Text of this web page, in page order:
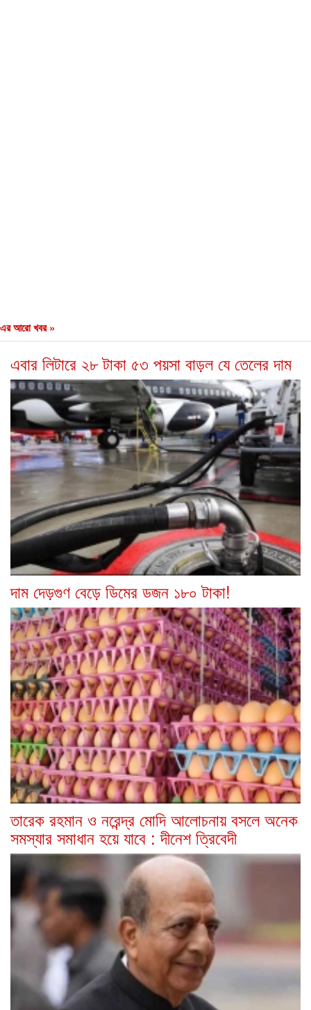
এর আরো খবর »
এবার লিটারে ২৮ টাকা ৫৩ পয়সা বাড়ল যে তেলের দাম
দাম দেড়গুণ বেড়ে ডিমের ডজন ১৮০ টাকা!
তারেক রহমান ও নরেন্দ্র মোদি আলোচনায় বসলে অনেক
সমস্যার সমাধান হয়ে যাবে : দীনেশ ত্রিবেদী